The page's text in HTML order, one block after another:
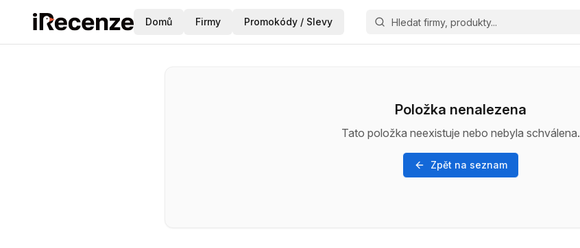
Domů Firmy Promokódy / Slevy
Položka nenalezena
Tato položka neexistuje nebo nebyla schválena.
Zpět na seznam